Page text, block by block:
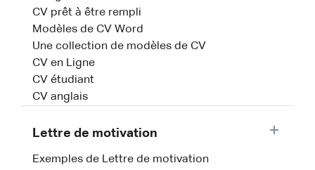
CV prêt à être rempli
Modèles de CV Word
Une collection de modèles de CV
CV en Ligne
CV étudiant
CV anglais
Lettre de motivation
Exemples de Lettre de motivation